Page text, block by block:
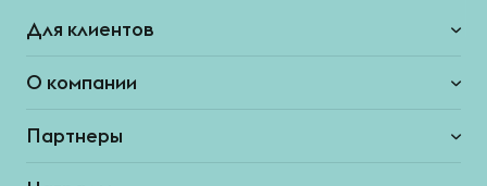
Для клиентов
О компании
Партнеры